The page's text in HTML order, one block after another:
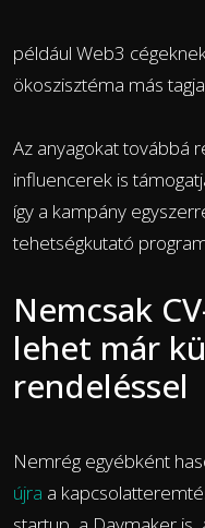
például Web3
ökoszisztéma más
Az anyagokat továbbá
influencerek is
így a kampány
tehetségkutató
Nemcsak
lehet már
rendeléssel
Nemrég egyébként
újra a